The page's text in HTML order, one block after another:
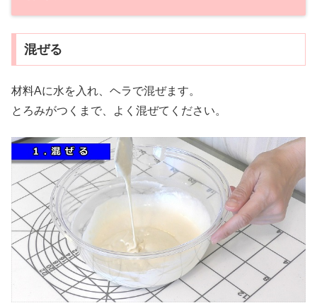
混ぜる
材料Aに水を入れ、ヘラで混ぜます。
とろみがつくまで、よく混ぜてください。